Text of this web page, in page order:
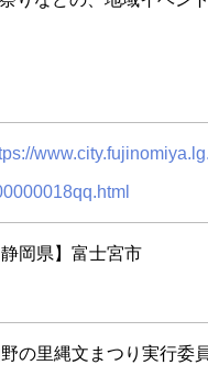
静岡県】富士宮市
の里縄文まつり実行委